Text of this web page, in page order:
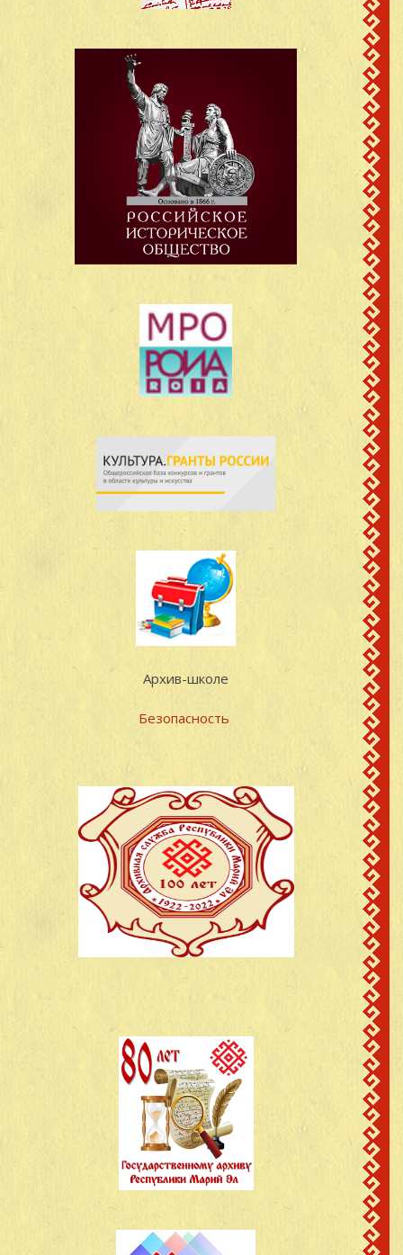
МарАССР
Петров Павел
Петрович
поч.Покровский,
Моркинский район,
МарАССР
Охотников Михаил
Федотович
1921
поч.Покровский,
Моркинский район,
МарАССР
Сергеев Алексей
Михайлович
1917
поч.Покровский,
Моркинский район,
МарАССР
Михайлович
1923
поч.Покровский,
Моркинский район,
МарАССР
Степанов Павел
1909
поч.Покровский,
Моркинский район,
МарАССР
Павлович
1919
поч.Покровский,
Моркинский район,
МарАССР
поч.Покровский,
Моркинский район,
МарАССР
Дмитриевич
1910
поч.Покровский,
Моркинский район,
МарАССР
Яковлев Иван
1926
поч.Покровский,
Моркинский район,
МарАССР
поч.Покровский,
Моркинский район,
МарАССР
Ятманов Григорий
Максимович
1919
поч.Покровский,
Моркинский район,
МарАССР
Ятманов Михаил
Васильевич
1925
поч.Покровский,
Моркинский район,
МарАССР
Архив-школе
Безопасность